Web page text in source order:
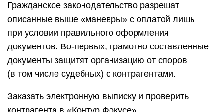
Гражданское законодательство разрешат
описанные выше «маневры» с оплатой лишь
при условии правильного оформления
документов. Во-первых, грамотно составленные
документы защитят организацию от споров
(в том числе судебных) с контрагентами.
Заказать электронную выписку и проверить
контрагента в «Контур.Фокусе»